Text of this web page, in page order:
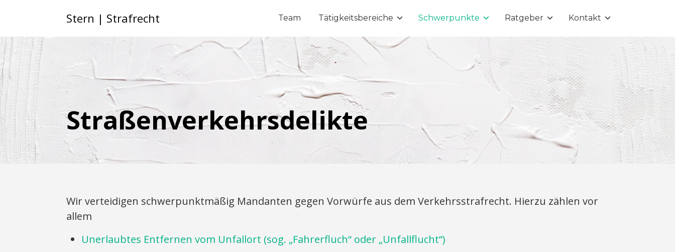
Stern | Strafrecht Team Tätigkeitsbereiche Schwerpunkte Ratgeber Kontakt
Straßenverkehrsdelikte
Wir verteidigen schwerpunktmäßig Mandanten gegen Vorwürfe aus dem Verkehrsstrafrecht. Hierzu zählen vor
allem
Unerlaubtes Entfernen vom Unfallort (sog. „Fahrerfluch“ oder „Unfallflucht“)